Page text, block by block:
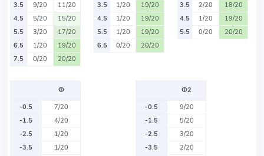
3.5
9/20
11/20
4.5
5/20
15/20
5.5
3/20
17/20
6.5
1/20
19/20
7.5
0/20 20/20
3.5
1/20
19/20
4.5
1/20
19/20
5.5
1/20
19/20
6.5
0/20 20/20
3.5
2/20
18/20
4.5
1/20
19/20
5.5
0/20 20/20
Ф
-0.5
7/20
-1.5
4/20
-2.5
1/20
-3.5
1/20
Ф2
-0.5
9/20
-1.5
5/20
-2.5
3/20
-3.5
2/20